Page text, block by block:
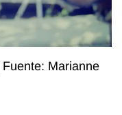
Marianne